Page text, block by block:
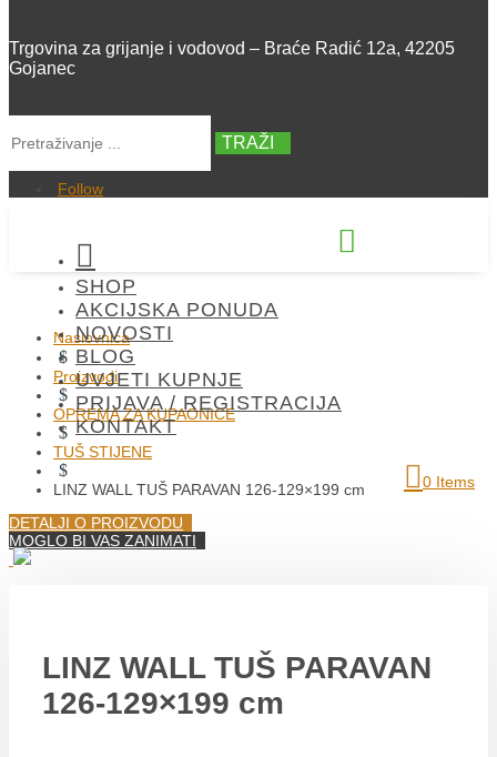
Trgovina za grijanje i vodovod – Braće Radić 12a, 42205
Gojanec
TRAŽI
Follow


SHOP
AKCIJSKA PONUDA
NOVOSTI
BLOG
UVJETI KUPNJE
PRIJAVA / REGISTRACIJA
KONTAKT
0 Items
Naslovnica
$
Proizvodi
$
OPREMA ZA KUPAONICE
$
TUŠ STIJENE
$
LINZ WALL TUŠ PARAVAN 126-129×199 cm
DETALJI O PROIZVODU
MOGLO BI VAS ZANIMATI
LINZ WALL TUŠ PARAVAN
126-129×199 cm